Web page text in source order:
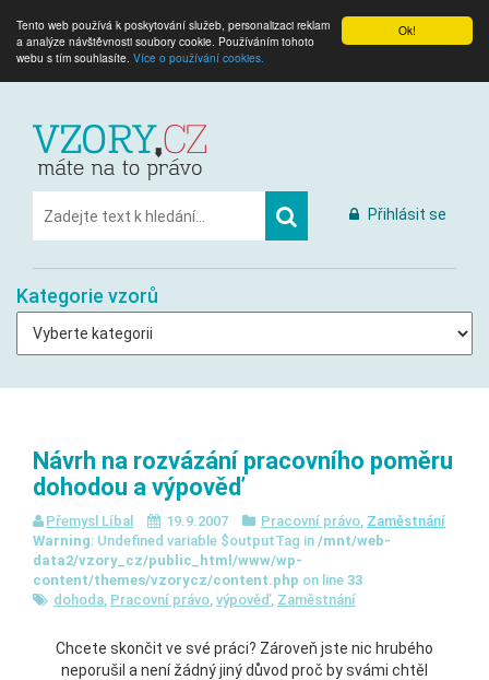
Ok!
Tento web používá k poskytování služeb, personalizaci reklam
a analýze návštěvnosti soubory cookie. Používáním tohoto
webu s tím souhlasíte. Více o používání cookies.
Přihlásit se
Kategorie vzorů
Návrh na rozvázání pracovního poměru
dohodou a výpověď
Přemysl Líbal 19.9.2007 Pracovní právo, Zaměstnání
Warning: Undefined variable $outputTag in /mnt/web-
data2/vzory_cz/public_html/www/wp-
content/themes/vzorycz/content.php on line 33
dohoda, Pracovní právo, výpověď, Zaměstnání
Chcete skončit ve své práci? Zároveň jste nic hrubého
neporušil a není žádný jiný důvod proč by svámi chtěl